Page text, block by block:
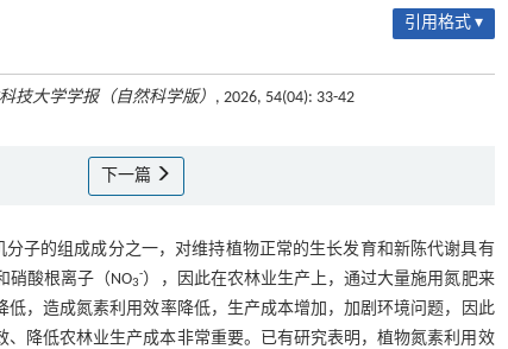
引用格式 ▾
技大学学报（自然科学版） , 2026, 54(04): 33-42
下一篇
子的组成成分之一，对维持植物正常的生长发育和新陈代谢具有
硝酸根离子（NO3
-），因此在农林业生产上，通过大量施用氮肥来
，造成氮素利用效率降低，生产成本增加，加剧环境问题，因此
降低农林业生产成本非常重要。已有研究表明，植物氮素利用效